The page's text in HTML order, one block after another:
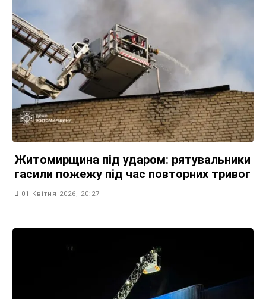
Житомирщина під ударом: рятувальники
гасили пожежу під час повторних тривог
01 Квітня 2026, 20:27